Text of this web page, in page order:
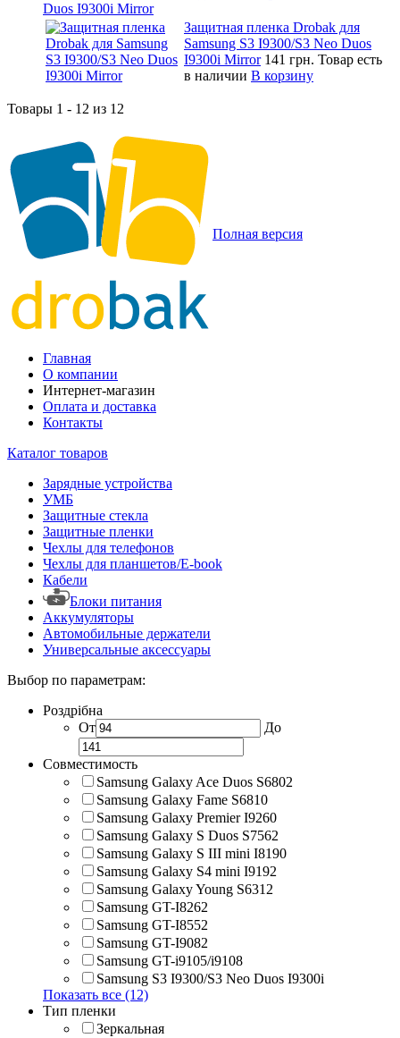
Duos I9300i Mirror
Защитная пленка Drobak для
Samsung S3 I9300/S3 Neo Duos
I9300i Mirror 141 грн. Товар есть
в наличии В корзину
Товары 1 - 12 из 12
Полная версия
Главная
О компании
Интернет-магазин
Оплата и доставка
Контакты
Каталог товаров
Зарядные устройства
УМБ
Защитные стекла
Защитные пленки
Чехлы для телефонов
Чехлы для планшетов/E-book
Кабели
Блоки питания
Аккумуляторы
Автомобильные держатели
Универсальные аксессуары
Выбор по параметрам:
Роздрібна
От
До
Совместимость
Samsung Galaxy Ace Duos S6802
Samsung Galaxy Fame S6810
Samsung Galaxy Premier I9260
Samsung Galaxy S Duos S7562
Samsung Galaxy S III mini I8190
Samsung Galaxy S4 mini I9192
Samsung Galaxy Young S6312
Samsung GT-I8262
Samsung GT-I8552
Samsung GT-I9082
Samsung GT-i9105/i9108
Samsung S3 I9300/S3 Neo Duos I9300i
Показать все (12)
Тип пленки
Зеркальная